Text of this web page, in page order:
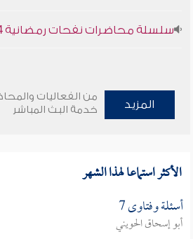
سلسلة محاضرات نفحات رمضانية 1444هـ
المزيد
من الفعاليات
خدمة البث المباشر
الأكثر استماعا لهذا الشهر
أسئلة وفتاوى 7
أبو إسحاق الحويني